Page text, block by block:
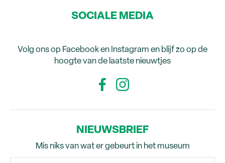
SOCIALE MEDIA
Volg ons op Facebook en Instagram en blijf zo op de
hoogte van de laatste nieuwtjes
NIEUWSBRIEF
Mis niks van wat er gebeurt in het museum